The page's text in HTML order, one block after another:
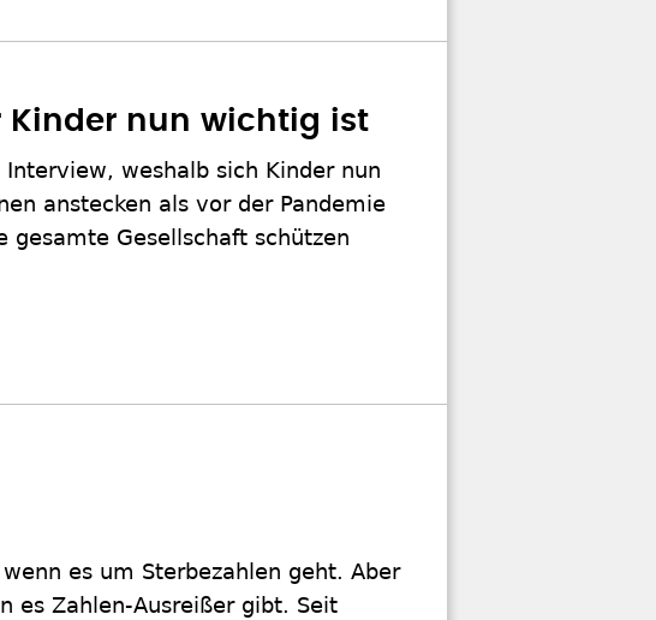
nun wichtig ist
weshalb sich Kinder nun
anstecken als vor der Pandemie
gesamte Gesellschaft schützen
es um Sterbezahlen geht. Aber
es Zahlen-Ausreißer gibt. Seit